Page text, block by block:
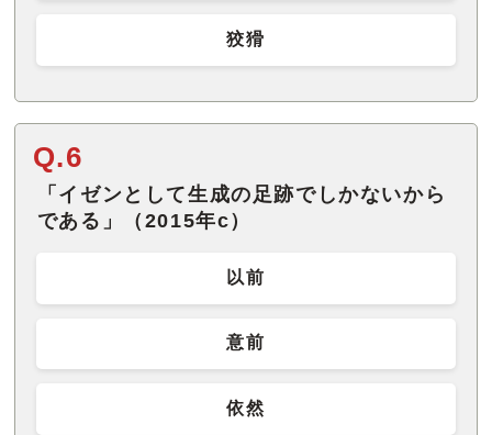
狡猾
Q.6
「イゼンとして生成の足跡でしかないから
である」（2015年c）
以前
意前
依然